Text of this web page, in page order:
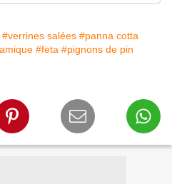
#verrines salées #panna cotta
#feta #pignons de pin